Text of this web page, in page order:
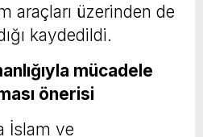
araçları üzerinden de
kaydedildi.
mücadele
önerisi
İslam ve